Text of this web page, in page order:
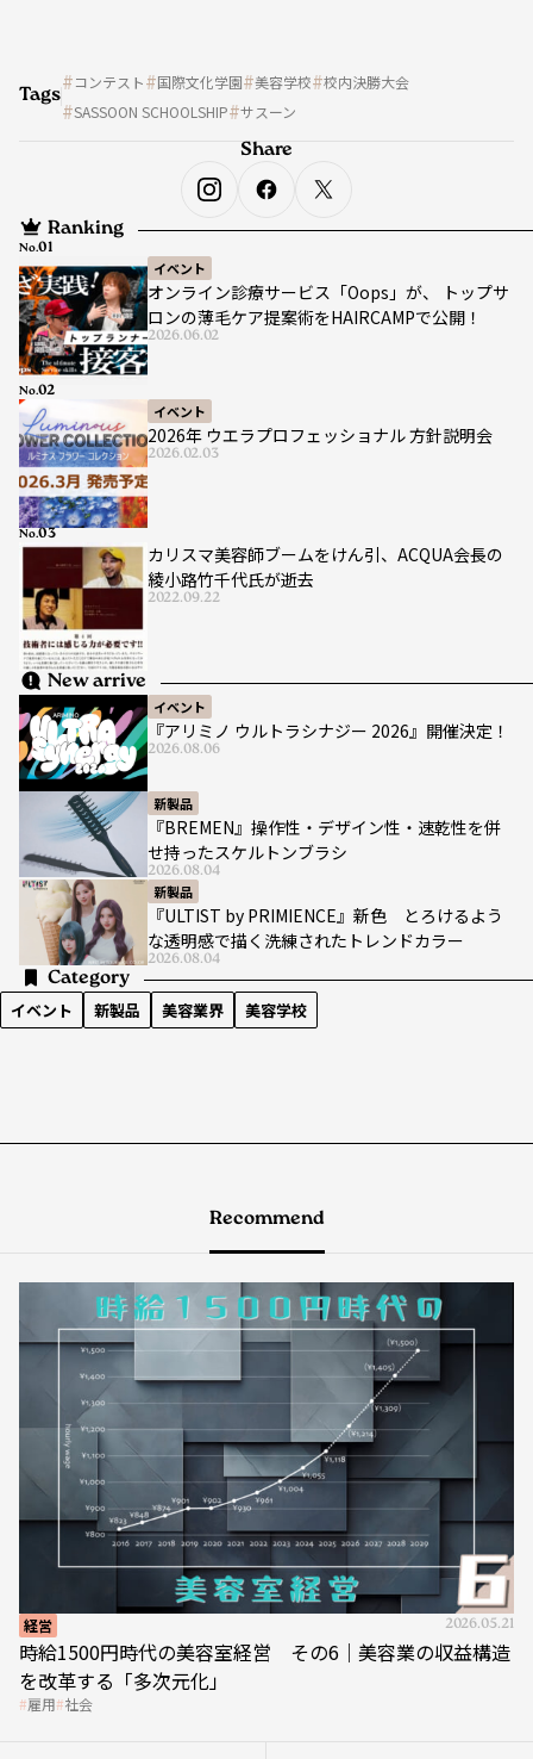
Tags
コンテスト 国際文化学園 美容学校
校内決勝大会
SASSOON SCHOOLSHIP
サスーン
Ranking
イベント
オンライン診療サービス「Oops」が、 トップサ
ロンの薄毛ケア提案術をHAIRCAMPで公開！
2026.06.02
No.
イベント
2026年 ウエラプロフェッショナル 方針説明会
2026.02.03
No.
カリスマ美容師ブームをけん引、ACQUA会長の
綾小路竹千代氏が逝去
2022.09.22
No.
New arrive
イベント
『アリミノ ウルトラシナジー 2026』開催決定！
2026.08.06
新製品
『BREMEN』操作性・デザイン性・速乾性を併
せ持ったスケルトンブラシ
2026.08.04
新製品
『ULTIST by PRIMIENCE』新色 とろけるよう
な透明感で描く洗練されたトレンドカラー
2026.08.04
Category
イベント 新製品 美容業界 美容学校
Share
Recommend
経営 2026.05.21
時給1500円時代の美容室経営 その6｜美容業の収益構造
を改革する「多次元化」
雇用 社会